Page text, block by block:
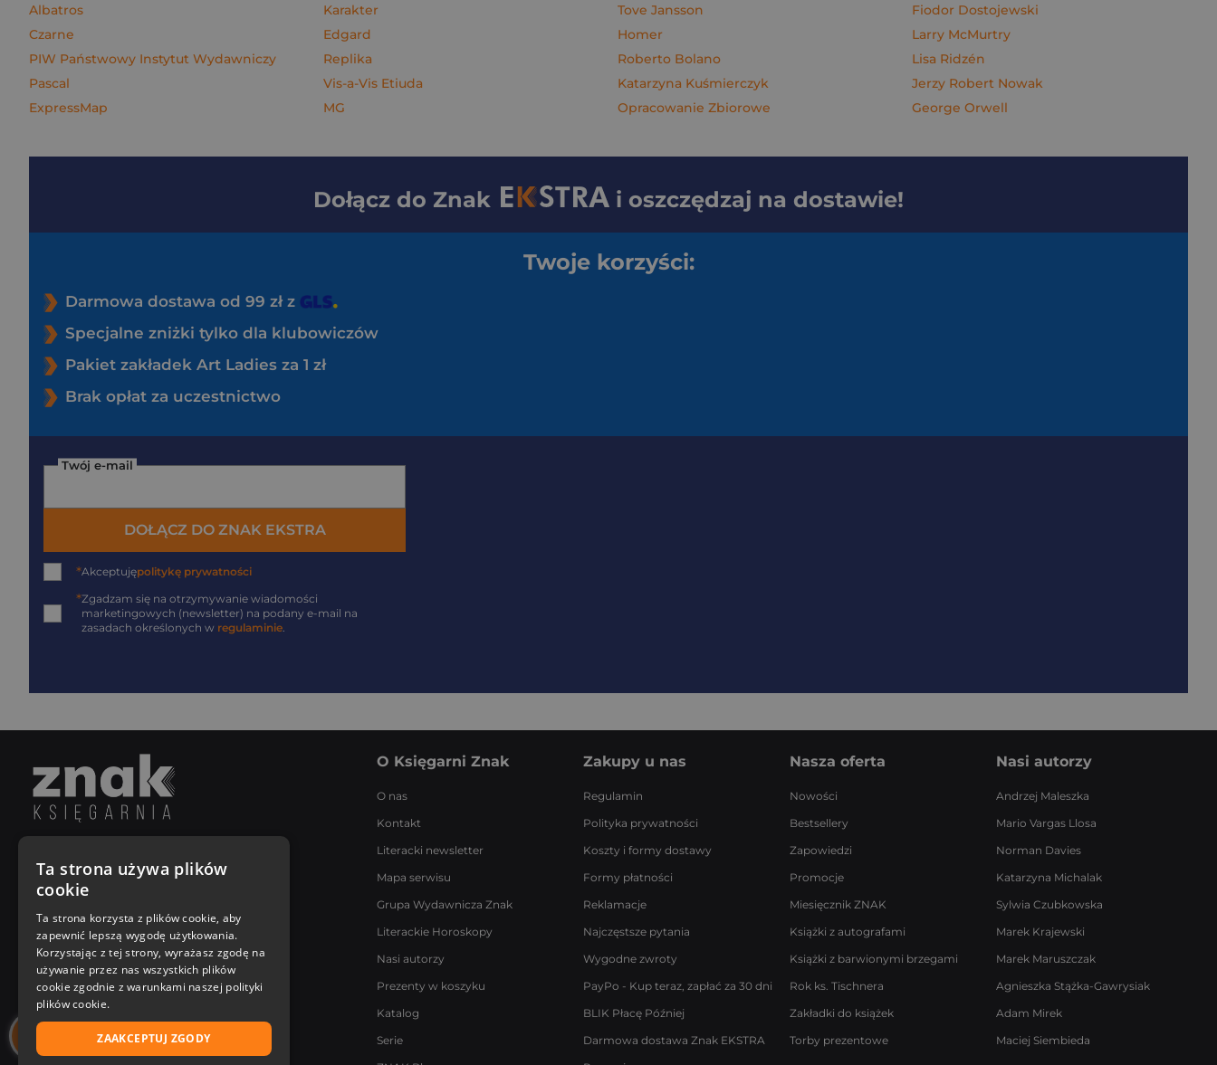
Albatros
Czarne
PIW Państwowy Instytut Wydawniczy
Pascal
ExpressMap
Karakter
Edgard
Replika
Vis-a-Vis Etiuda
MG
Tove Jansson
Homer
Roberto Bolano
Katarzyna Kuśmierczyk
Opracowanie Zbiorowe
Fiodor Dostojewski
Larry McMurtry
Lisa Ridzén
Jerzy Robert Nowak
George Orwell
Dołącz do Znak i oszczędzaj na dostawie!
Twoje korzyści:
Darmowa dostawa od 99 zł z
Specjalne zniżki tylko dla klubowiczów
Pakiet zakładek Art Ladies za 1 zł
Brak opłat za uczestnictwo
Twój e-mail
DOŁĄCZ DO ZNAK EKSTRA
*Akceptujępolitykę prywatności
*Zgadzam się na otrzymywanie wiadomości
marketingowych (newsletter) na podany e-mail na
zasadach określonych w regulaminie.
Poniedziałek - Piątek
8:00 - 18:00
[email protected]
Bądź z nami na bieżąco
O Księgarni Znak
O nas
Kontakt
Literacki newsletter
Mapa serwisu
Grupa Wydawnicza Znak
Literackie Horoskopy
Nasi autorzy
Prezenty w koszyku
Katalog
Serie
Zakupy u nas
Regulamin
Polityka prywatności
Koszty i formy dostawy
Formy płatności
Reklamacje
Najczęstsze pytania
Wygodne zwroty
PayPo - Kup teraz, zapłać za 30 dni
BLIK Płacę Później
Darmowa dostawa Znak EKSTRA
Nasza oferta
Nowości
Bestsellery
Zapowiedzi
Promocje
Miesięcznik ZNAK
Książki z autografami
Książki z barwionymi brzegami
Rok ks. Tischnera
Zakładki do książek
Torby prezentowe
Nasi autorzy
Andrzej Maleszka
Mario Vargas Llosa
Norman Davies
Katarzyna Michalak
Sylwia Czubkowska
Marek Krajewski
Marek Maruszczak
Agnieszka Stążka-Gawrysiak
Adam Mirek
Maciej Siembieda
Ta strona używa plików
cookie
Ta strona korzysta z plików cookie, aby
zapewnić lepszą wygodę użytkowania.
Korzystając z tej strony, wyrażasz zgodę na
używanie przez nas wszystkich plików
cookie zgodnie z warunkami naszej polityki
plików cookie.
ZAAKCEPTUJ ZGODY